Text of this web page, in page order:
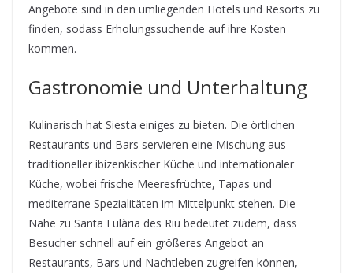
Angebote sind in den umliegenden Hotels und Resorts zu
finden, sodass Erholungssuchende auf ihre Kosten
kommen.
Gastronomie und Unterhaltung
Kulinarisch hat Siesta einiges zu bieten. Die örtlichen
Restaurants und Bars servieren eine Mischung aus
traditioneller ibizenkischer Küche und internationaler
Küche, wobei frische Meeresfrüchte, Tapas und
mediterrane Spezialitäten im Mittelpunkt stehen. Die
Nähe zu Santa Eulària des Riu bedeutet zudem, dass
Besucher schnell auf ein größeres Angebot an
Restaurants, Bars und Nachtleben zugreifen können,